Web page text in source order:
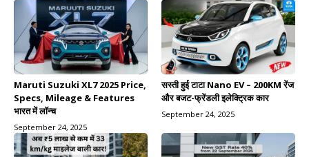
Maruti Suzuki XL7 2025 Price,
Specs, Mileage & Features
भारत में लॉन्च
September 24, 2025
सस्ती हुई टाटा Nano EV – 200KM रेंज
और बजट-फ्रेंडली इलेक्ट्रिक कार
September 24, 2025